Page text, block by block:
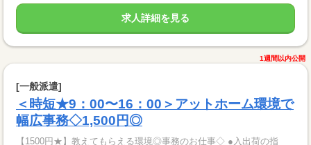
求人詳細を見る
1週間以内公開
[一般派遣]
＜時短★9：00〜16：00＞アットホーム環境で
幅広事務◇1,500円◎
【1500円★】教えてもらえる環境◎事務のお仕事◇ ●入出荷の指